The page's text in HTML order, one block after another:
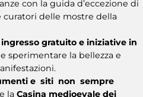
con la guida d’eccezione di
curatori delle mostre della
gratuito e iniziative in
sperimentare la bellezza e
e siti non sempre
la Casina medioevale dei